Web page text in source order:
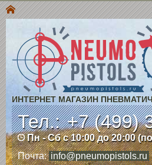
ИНТЕРНЕТ МАГАЗИН
Тел.:+7 (499)
Пн - Сб с 10:00 до 20:00
Почта: info@pneumopistols.ru